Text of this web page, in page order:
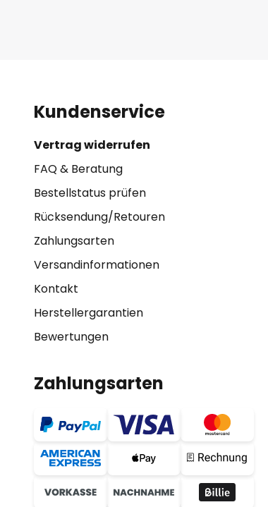
Kundenservice
Vertrag widerrufen
FAQ & Beratung
Bestellstatus prüfen
Rücksendung/Retouren
Zahlungsarten
Versandinformationen
Kontakt
Herstellergarantien
Bewertungen
Zahlungsarten